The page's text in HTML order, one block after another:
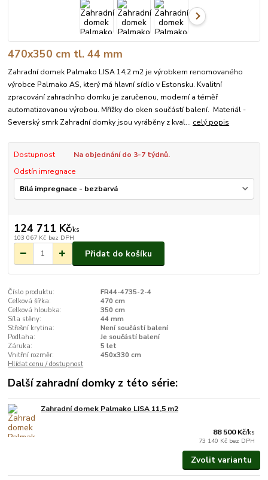
470x350 cm tl. 44 mm
Zahradní domek Palmako LISA 14,2 m2 je výrobkem renomovaného
výrobce Palmako AS, který má hlavní sídlo v Estonsku. Kvalitní
zpracování zahradního domku je zaručenou, moderní a téměř
automatizovanou výrobou. Mřížky do oken součástí balení. Materiál -
Severský smrk Zahradní domky jsou vyráběny z kval... celý popis
Dostupnost
Na objednání do 3-7 týdnů.
Odstín imregnace
124 711 Kč/ks
103 067 Kč bez DPH
Přidat do košíku
Číslo produktu:
FR44-4735-2-4
Celková šířka:
470 cm
Celková hloubka:
350 cm
Síla stěny:
44 mm
Střešní krytina:
Není součástí balení
Podlaha:
Je součástí balení
Záruka:
5 let
Vnitřní rozměr:
450x330 cm
Hlídat cenu / dostupnost
Další zahradní domky z této série:
Zahradní domek Palmako LISA 11,5 m2
88 500 Kč/ks
73 140 Kč bez DPH
Zvolit variantu